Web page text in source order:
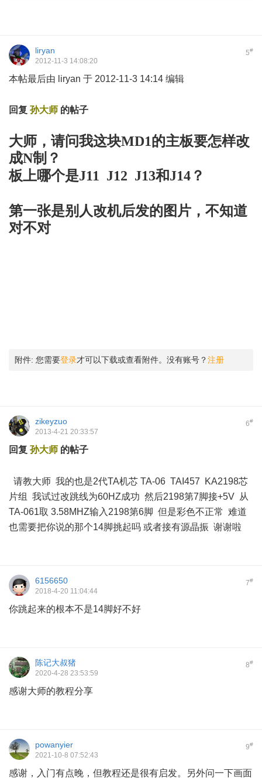
5#
liryan
2012-11-3 14:08:20
本帖最后由 liryan 于 2012-11-3 14:14 编辑
回复 孙大师 的帖子
大师，请问我这块MD1的主板要怎样改
成N制？
板上哪个是J11 J12 J13和J14？
第一张是别人改机后发的图片，不知道
对不对
附件: 您需要登录才可以下载或查看附件。没有账号？注册
6#
zikeyzuo
2013-4-21 20:33:57
回复 孙大师 的帖子
请教大师 我的也是2代TA机芯 TA-06 TAI457 KA2198芯
片组 我试过改跳线为60HZ成功 然后2198第7脚接+5V 从
TA-061取 3.58MHZ输入2198第6脚 但是彩色不正常 难道
也需要把你说的那个14脚挑起吗 或者接有源晶振 谢谢啦
7#
6156650
2018-4-20 11:04:44
你跳起来的根本不是14脚好不好
8#
陈记大叔猪
2020-4-28 23:53:59
感谢大师的教程分享
9#
powanyier
2021-10-8 07:52:43
感谢，入门有点晚，但教程还是很有启发。另外问一下画面